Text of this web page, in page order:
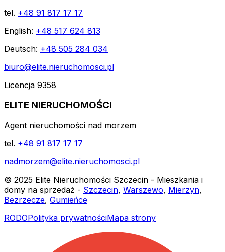
tel. +48 91 817 17 17
English: +48 517 624 813
Deutsch: +48 505 284 034
biuro@elite.nieruchomosci.pl
Licencja 9358
ELITE NIERUCHOMOŚCI
Agent nieruchomości nad morzem
tel. +48 91 817 17 17
nadmorzem@elite.nieruchomosci.pl
© 2025 Elite Nieruchomości Szczecin - Mieszkania i
domy na sprzedaż - Szczecin, Warszewo, Mierzyn,
Bezrzecze, Gumieńce
RODOPolityka prywatnościMapa strony